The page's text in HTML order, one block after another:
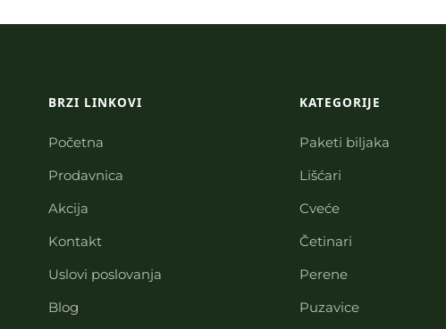
BRZI LINKOVI
Početna
Prodavnica
Akcija
Kontakt
Uslovi poslovanja
Blog
KATEGORIJE
Paketi biljaka
Lišćari
Cveće
Četinari
Perene
Puzavice